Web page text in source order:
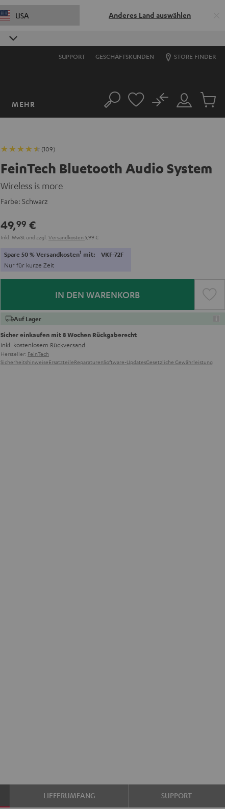
USA Anderes Land auswählen
SUPPORT GESCHÄFTSKUNDEN STORE FINDER
MEHR Suche
Mein
Konto
No
Artikel
(109)
FeinTech Bluetooth Audio System
Wireless is more
Farbe: Schwarz
49,99 €
Inkl. MwSt und zzgl. Versandkosten 5,99 €
Spare 50 % Versandkosten1 mit: VKF-72F
Nur für kurze Zeit
IN DEN WARENKORB
Auf Lager
Sicher einkaufen mit 8 Wochen Rückgaberecht
inkl. kostenlosem Rückversand
Hersteller: FeinTech
SicherheitshinweiseErsatzteileReparaturenSoftware-UpdatesGesetzliche Gewährleistung
LIEFERUMFANG SUPPORT